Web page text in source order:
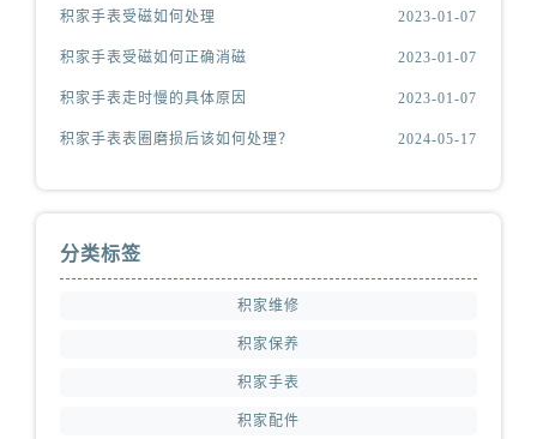
积家手表受磁如何处理 2023-01-07
积家手表受磁如何正确消磁 2023-01-07
积家手表走时慢的具体原因 2023-01-07
积家手表表圈磨损后该如何处理？ 2024-05-17
分类标签
积家维修
积家保养
积家手表
积家配件